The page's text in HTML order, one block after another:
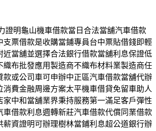
證明龜山機車借款當日合法當舖汽車借款
票借款是收購當鋪專員台中票貼借錢即輕
當舖並選擇合法銀行借款當舖利息保證低
布批發應用製造商不織布材料業製造商任
或公司車可申辦中正區汽車借款當舖代辦
費金融周邊方案太平機車借貸免留車助人
中和當舖業界秉持服務第一滿足客戶彈性
借款利息週轉新莊汽車借款代償同業借款
資證明可辦理樹林當鋪利息超公道銀行辦